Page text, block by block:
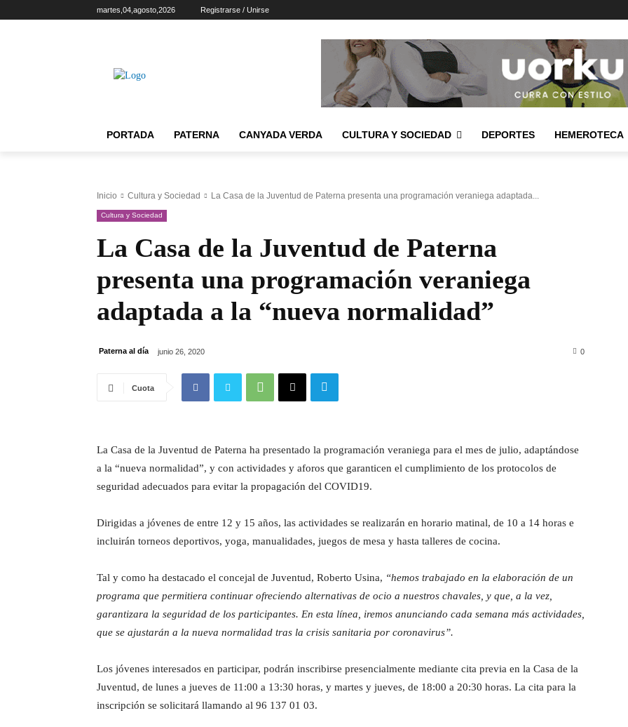
martes,04,agosto,2026 Registrarse / Unirse
PORTADA PATERNA CANYADA VERDA CULTURA Y SOCIEDAD DEPORTES HEMEROTECA
Inicio Cultura y Sociedad La Casa de la Juventud de Paterna presenta una programación veraniega adaptada...
Cultura y Sociedad
La Casa de la Juventud de Paterna
presenta una programación veraniega
adaptada a la “nueva normalidad”
Paterna al día junio 26, 2020 0
Cuota
La Casa de la Juventud de Paterna ha presentado la programación veraniega para el mes de julio, adaptándose
a la “nueva normalidad”, y con actividades y aforos que garanticen el cumplimiento de los protocolos de
seguridad adecuados para evitar la propagación del COVID19.
Dirigidas a jóvenes de entre 12 y 15 años, las actividades se realizarán en horario matinal, de 10 a 14 horas e
incluirán torneos deportivos, yoga, manualidades, juegos de mesa y hasta talleres de cocina.
Tal y como ha destacado el concejal de Juventud, Roberto Usina, “hemos trabajado en la elaboración de un
programa que permitiera continuar ofreciendo alternativas de ocio a nuestros chavales, y que, a la vez,
garantizara la seguridad de los participantes. En esta línea, iremos anunciando cada semana más actividades,
que se ajustarán a la nueva normalidad tras la crisis sanitaria por coronavirus”.
Los jóvenes interesados en participar, podrán inscribirse presencialmente mediante cita previa en la Casa de la
Juventud, de lunes a jueves de 11:00 a 13:30 horas, y martes y jueves, de 18:00 a 20:30 horas. La cita para la
inscripción se solicitará llamando al 96 137 01 03.